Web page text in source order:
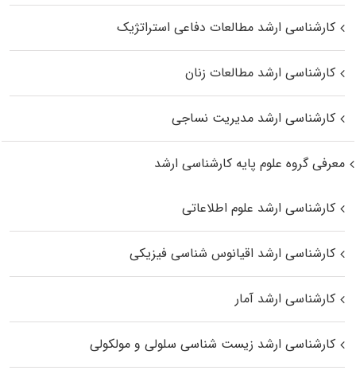
کارشناسی ارشد مطالعات دفاعی استراتژیک
کارشناسی ارشد مطالعات زنان
کارشناسی ارشد مدیریت نساجی
معرفی گروه علوم پایه کارشناسی ارشد
کارشناسی ارشد علوم اطلاعاتی
کارشناسی ارشد اقیانوس‌ شناسی فیزیکی
کارشناسی ارشد آمار
کارشناسی ارشد زیست شناسی سلولی و مولکولی